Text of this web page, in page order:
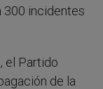
300 incidentes
el Partido
de la